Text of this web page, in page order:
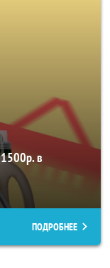
в
ПОДРОБНЕЕ